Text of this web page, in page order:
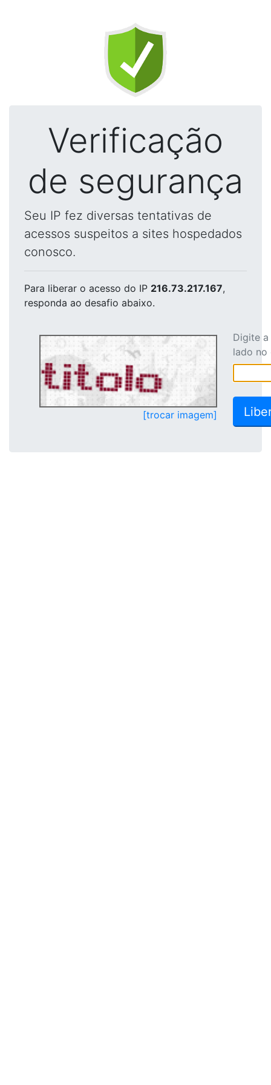
Verificação
de segurança
Seu IP fez diversas tentativas de
acessos suspeitos a sites hospedados
conosco.
Para liberar o acesso do IP 216.73.217.167,
responda ao desafio abaixo.
[trocar imagem]
Digite
lado no